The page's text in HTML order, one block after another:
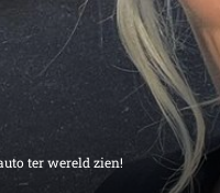
ter wereld zien!